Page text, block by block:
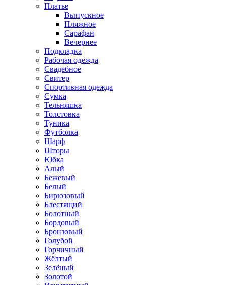
Платье
Выпускное
Пляжное
Сарафан
Вечернее
Подкладка
Рабочая одежда
Свадебное
Свитер
Спортивная одежда
Сумка
Тельняшка
Толстовка
Туника
Футболка
Шарф
Шторы
Юбка
Алый
Бежевый
Белый
Бирюзовый
Блестящий
Болотный
Бордовый
Бронзовый
Голубой
Горчичный
Жёлтый
Зелёный
Золотой